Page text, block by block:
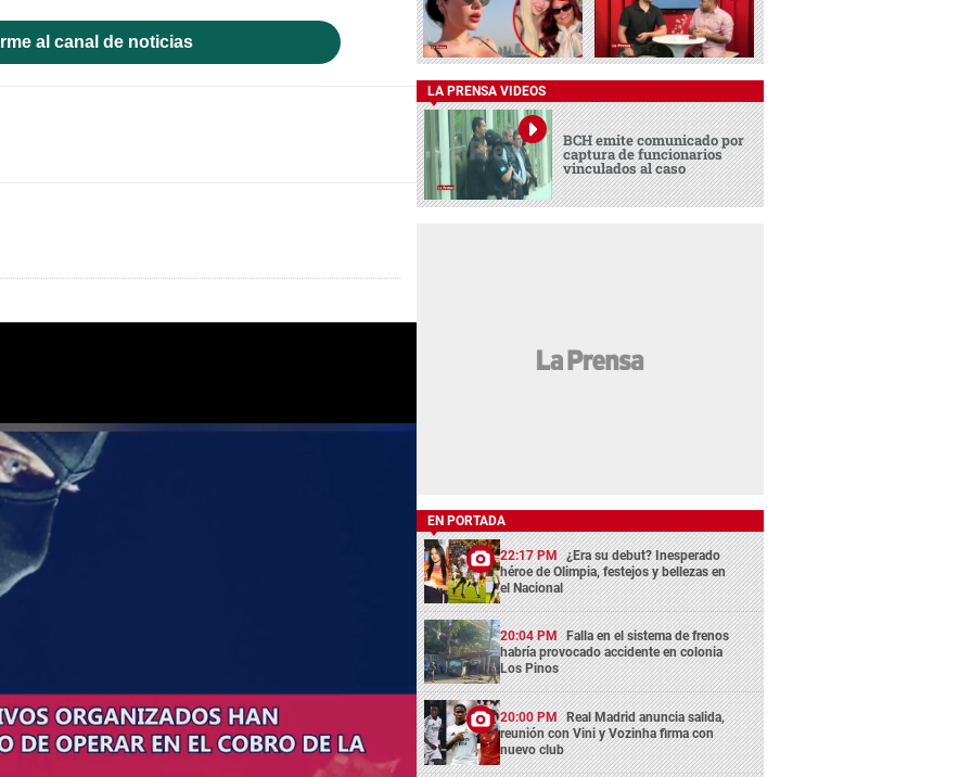
al canal de noticias
LA PRENSA VIDEOS
BCH emite comunicado por
captura de funcionarios
vinculados al caso
EN PORTADA
22:17 PM ¿Era su debut? Inesperado
héroe de Olimpia, festejos y bellezas en
el Nacional
20:04 PM Falla en el sistema de frenos
habría provocado accidente en colonia
Los Pinos
20:00 PM Real Madrid anuncia salida,
reunión con Vini y Vozinha firma con
nuevo club